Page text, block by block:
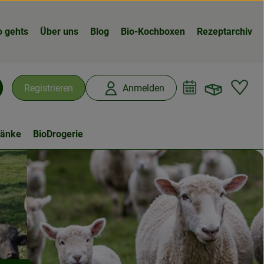
gehts Über uns Blog Bio-Kochboxen Rezeptarchiv
Registrieren Anmelden
BioDrogerie